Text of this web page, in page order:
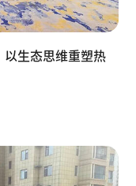
以生态思维重塑热